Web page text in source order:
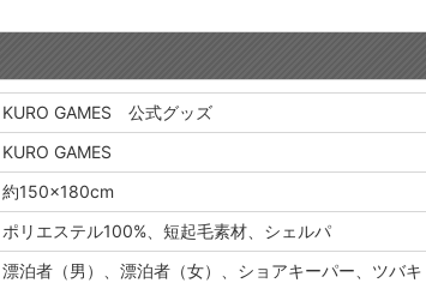
KURO GAMES 公式グッズ
KURO GAMES
約150×180cm
ポリエステル100%、短起毛素材、シェルパ
漂泊者（男）、漂泊者（女）、ショアキーパー、ツバキ